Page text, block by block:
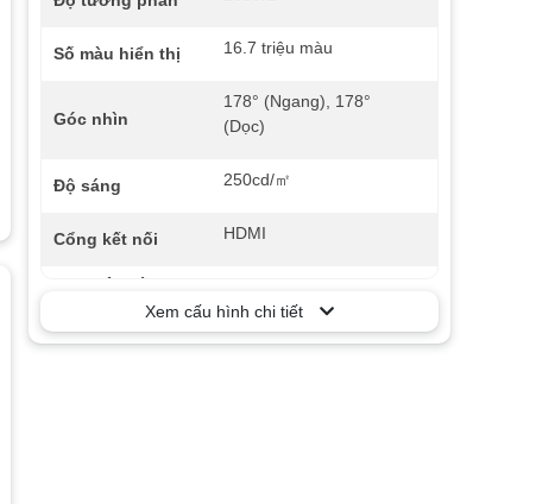
Số màu hiển thị 16.7 triệu màu
Góc nhìn
178° (Ngang), 178°
(Dọc)
Độ sáng 250cd/㎡
Cổng kết nối HDMI
Phụ kiện kèm
Không loa
Xem cấu hình chi tiết